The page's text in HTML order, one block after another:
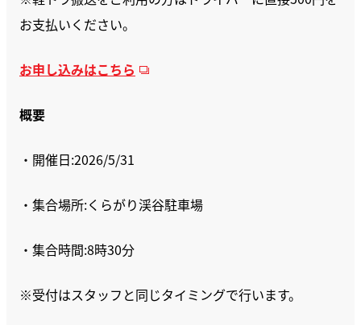
お支払いください。
お申し込みはこちら
概要
・開催日:2026/5/31
・集合場所:くらがり渓谷駐車場
・集合時間:8時30分
※受付はスタッフと同じタイミングで行います。